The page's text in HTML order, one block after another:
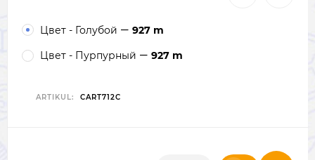
Цвет - Голубой 927 m
Цвет - Пурпурный 927 m
ARTIKUL: CART712C